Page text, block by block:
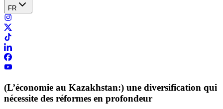
FR
(L’économie au Kazakhstan:) une diversification qui
nécessite des réformes en profondeur